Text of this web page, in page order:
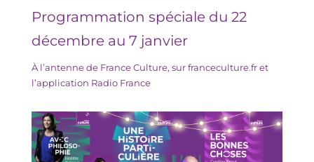
Programmation spéciale du 22
décembre au 7 janvier
À l’antenne de France Culture, sur franceculture.fr et
l’application Radio France